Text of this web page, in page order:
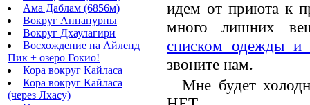
Ама Даблам (6856м)
Вокруг Аннапурны
Вокруг Дхаулагири
Восхождение на Айленд
Пик + озеро Гокио!
Кора вокруг Кайласа
Кора вокруг Кайласа
(через Лхасу)
идем от приюта к
много лишних
списком одежды и
звоните нам.
Мне будет